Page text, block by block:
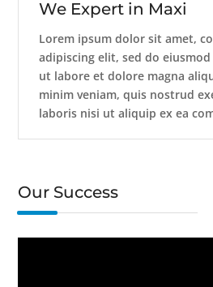
We Expert in Maxi
Lorem ipsum dolor sit amet,
adipiscing elit, sed do
ut labore et dolore magna
minim veniam, quis nostrud
laboris nisi ut aliquip ex ea
Our Success